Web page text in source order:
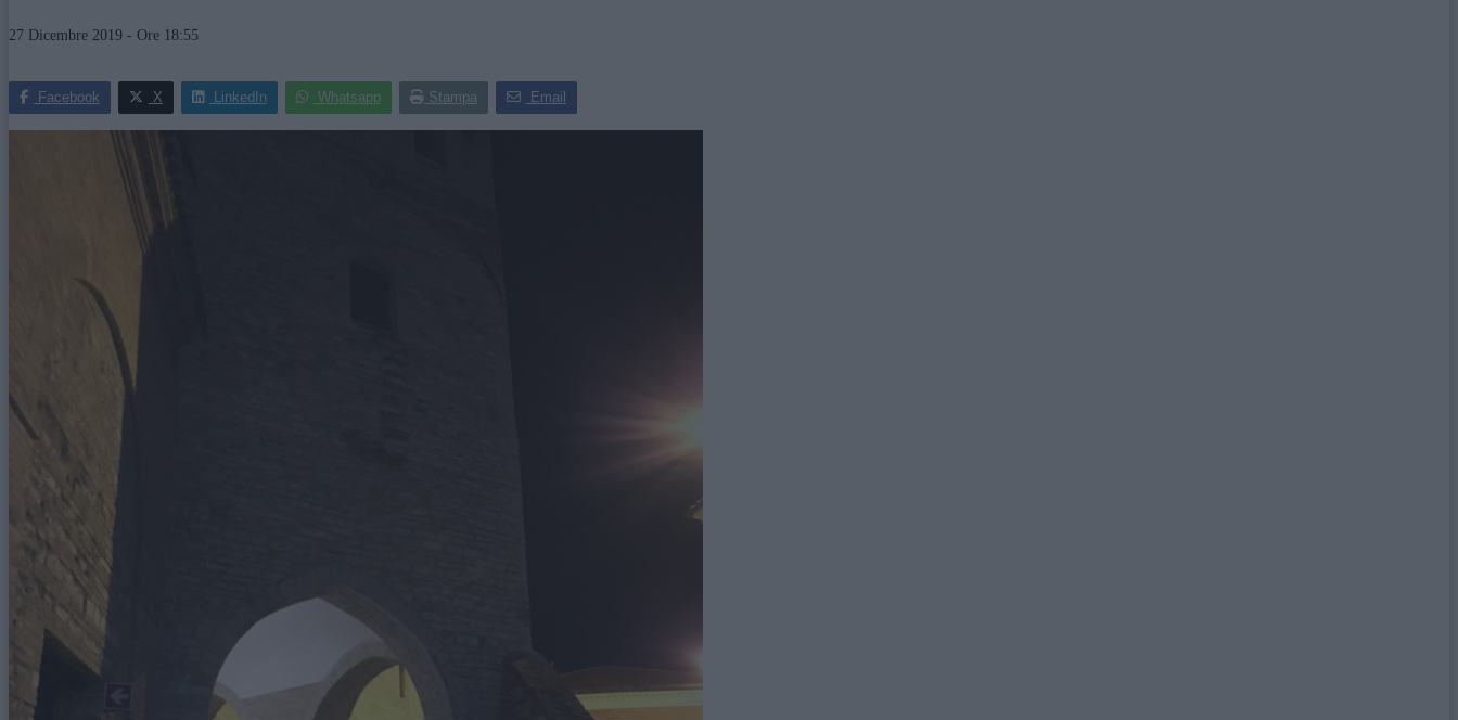
27 Dicembre 2019 - Ore 18:55
Facebook X LinkedIn Whatsapp Stampa Email